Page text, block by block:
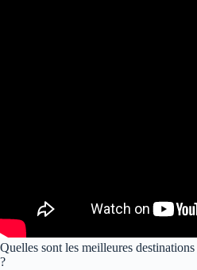
Quelles sont les meilleures
?